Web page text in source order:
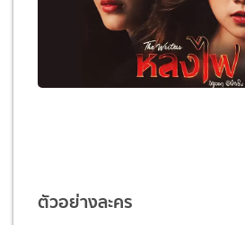
ตัวอย่างละคร